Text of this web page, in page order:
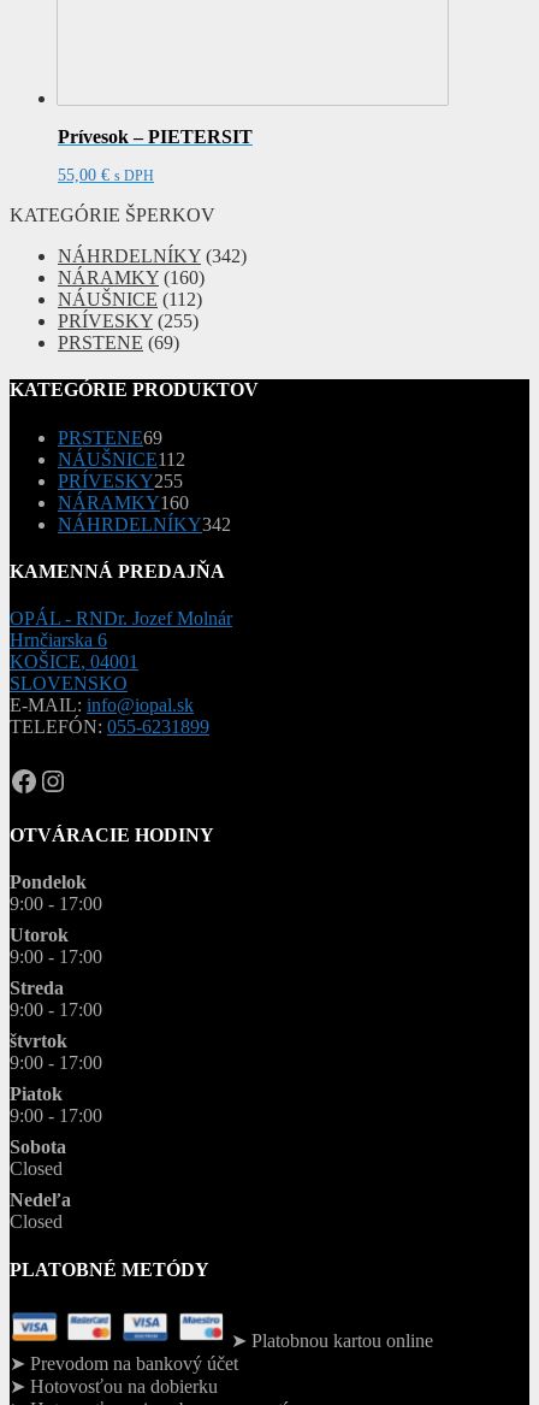
Prívesok – PIETERSIT
55,00 € s DPH
KATEGÓRIE ŠPERKOV
NÁHRDELNÍKY (342)
NÁRAMKY (160)
NÁUŠNICE (112)
PRÍVESKY (255)
PRSTENE (69)
KATEGÓRIE PRODUKTOV
PRSTENE6969
produktov
NÁUŠNICE112
PRÍVESKY255255
produktov
NÁRAMKY160160
produktov
NÁHRDELNÍKY342
KAMENNÁ PREDAJŇA
OPÁL - RNDr. Jozef Molnár
Hrnčiarska 6
KOŠICE, 04001
SLOVENSKO
E-MAIL: info@iopal.sk
TELEFÓN: 055-6231899
OPAL.drahokamy
opal.drahokamy
OTVÁRACIE HODINY
Pondelok
9:00 - 17:00
Utorok
9:00 - 17:00
Streda
9:00 - 17:00
štvrtok
9:00 - 17:00
Piatok
9:00 - 17:00
Sobota
Closed
Nedeľa
Closed
PLATOBNÉ METÓDY
➤ Platobnou kartou online
➤ Prevodom na bankový účet
➤ Hotovosťou na dobierku